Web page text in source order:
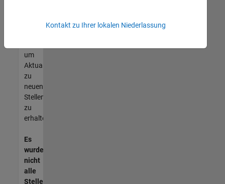
unseres
um
Aktualisierungen
zu
neuen
Stellenangeboten
zu
erhalten.
Es
wurden
nicht
alle
Stellen
Kontakt zu Ihrer lokalen Niederlassung